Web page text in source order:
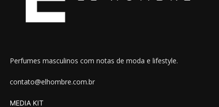
Perfumes masculinos com notas de moda e lifestyle.
contato@elhombre.com.br
MEDIA KIT